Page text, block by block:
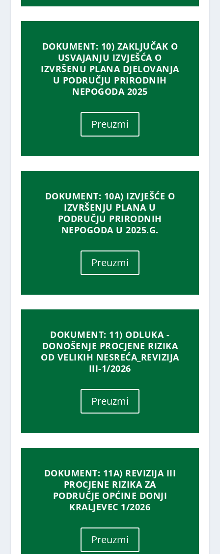
DOKUMENT: 10) ZAKLJUČAK O
USVAJANJU IZVJEŠĆA O
IZVRŠENU PLANA DJELOVANJA
U PODRUČJU PRIRODNIH
NEPOGODA 2025
Preuzmi
DOKUMENT: 10A) IZVJEŠĆE O
IZVRŠENJU PLANA U
PODRUČJU PRIRODNIH
NEPOGODA U 2025.G.
Preuzmi
DOKUMENT: 11) ODLUKA -
DONOŠENJE PROCJENE RIZIKA
OD VELIKIH NESREĆA_REVIZIJA
III-1/2026
Preuzmi
DOKUMENT: 11A) REVIZIJA III
PROCJENE RIZIKA ZA
PODRUČJE OPĆINE DONJI
KRALJEVEC 1/2026
Preuzmi